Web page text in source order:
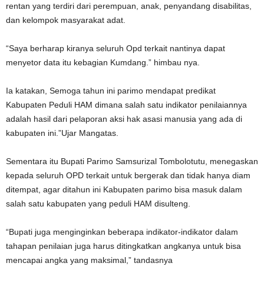
rentan yang terdiri dari perempuan, anak, penyandang disabilitas,
dan kelompok masyarakat adat.
“Saya berharap kiranya seluruh Opd terkait nantinya dapat
menyetor data itu kebagian Kumdang.” himbau nya.
Ia katakan, Semoga tahun ini parimo mendapat predikat
Kabupaten Peduli HAM dimana salah satu indikator penilaiannya
adalah hasil dari pelaporan aksi hak asasi manusia yang ada di
kabupaten ini.”Ujar Mangatas.
Sementara itu Bupati Parimo Samsurizal Tombolotutu, menegaskan
kepada seluruh OPD terkait untuk bergerak dan tidak hanya diam
ditempat, agar ditahun ini Kabupaten parimo bisa masuk dalam
salah satu kabupaten yang peduli HAM disulteng.
“Bupati juga menginginkan beberapa indikator-indikator dalam
tahapan penilaian juga harus ditingkatkan angkanya untuk bisa
mencapai angka yang maksimal,” tandasnya